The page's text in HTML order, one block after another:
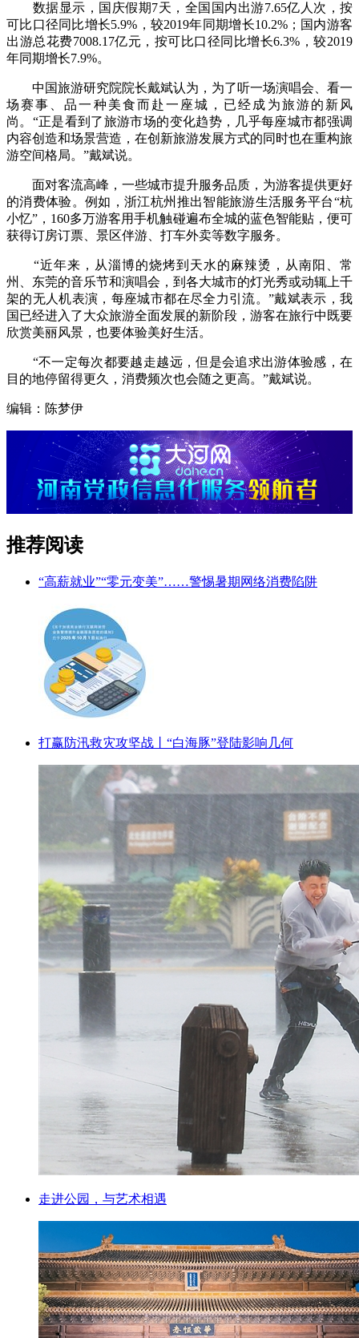
数据显示，国庆假期7天，全国国内出游7.65亿人次，按
可比口径同比增长5.9%，较2019年同期增长10.2%；国内游客
出游总花费7008.17亿元，按可比口径同比增长6.3%，较2019
年同期增长7.9%。
中国旅游研究院院长戴斌认为，为了听一场演唱会、看一
场赛事、品一种美食而赴一座城，已经成为旅游的新风
尚。“正是看到了旅游市场的变化趋势，几乎每座城市都强调
内容创造和场景营造，在创新旅游发展方式的同时也在重构旅
游空间格局。”戴斌说。
面对客流高峰，一些城市提升服务品质，为游客提供更好
的消费体验。例如，浙江杭州推出智能旅游生活服务平台“杭
小忆”，160多万游客用手机触碰遍布全城的蓝色智能贴，便可
获得订房订票、景区伴游、打车外卖等数字服务。
“近年来，从淄博的烧烤到天水的麻辣烫，从南阳、常
州、东莞的音乐节和演唱会，到各大城市的灯光秀或动辄上千
架的无人机表演，每座城市都在尽全力引流。”戴斌表示，我
国已经进入了大众旅游全面发展的新阶段，游客在旅行中既要
欣赏美丽风景，也要体验美好生活。
“不一定每次都要越走越远，但是会追求出游体验感，在
目的地停留得更久，消费频次也会随之更高。”戴斌说。
编辑：陈梦伊
推荐阅读
“高薪就业”“零元变美”……警惕暑期网络消费陷阱
打赢防汛救灾攻坚战丨“白海豚”登陆影响几何
走进公园，与艺术相遇